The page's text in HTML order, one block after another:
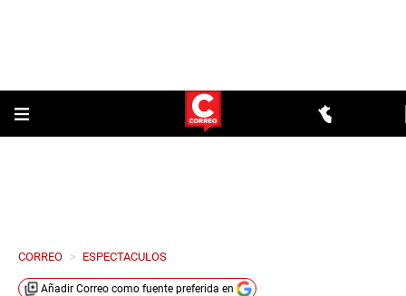
CORREO > ESPECTACULOS
Añadir Correo como fuente preferida en